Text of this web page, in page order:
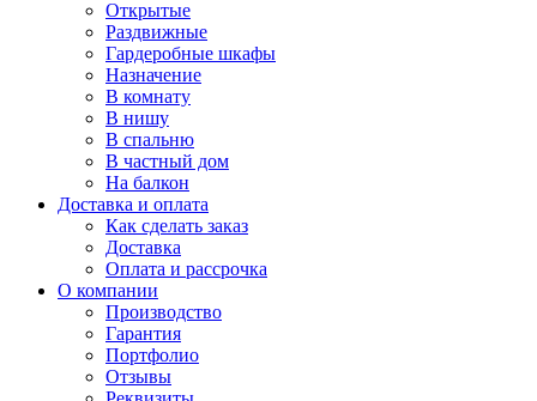
Открытые
Раздвижные
Гардеробные шкафы
Назначение
В комнату
В нишу
В спальню
В частный дом
На балкон
Доставка и оплата
Как сделать заказ
Доставка
Оплата и рассрочка
О компании
Производство
Гарантия
Портфолио
Отзывы